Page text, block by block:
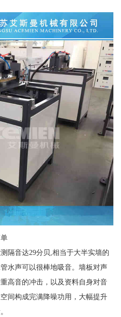
简单
隔音达29分贝,相当于大半实墙的
水声可以很棒地吸音。墙板对声
高音的冲击，以及资料自身对音
间构成完满降噪功用，大幅提升